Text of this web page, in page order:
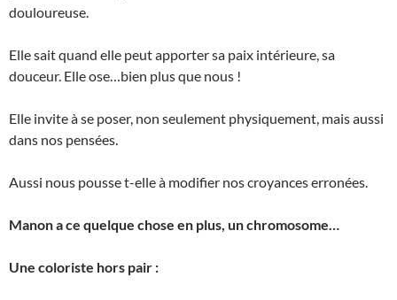
douloureuse.
Elle sait quand elle peut apporter sa paix intérieure, sa
douceur. Elle ose…bien plus que nous !
Elle invite à se poser, non seulement physiquement, mais aussi
dans nos pensées.
Aussi nous pousse t-elle à modifier nos croyances erronées.
Manon a ce quelque chose en plus, un chromosome…
Une coloriste hors pair :